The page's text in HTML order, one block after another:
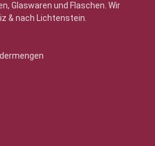
Glaswaren und Flaschen. Wir
& nach Lichtenstein.